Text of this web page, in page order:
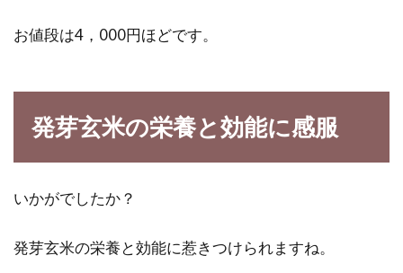
お値段は4，000円ほどです。
発芽玄米の栄養と効能に感服
いかがでしたか？
発芽玄米の栄養と効能に惹きつけられますね。